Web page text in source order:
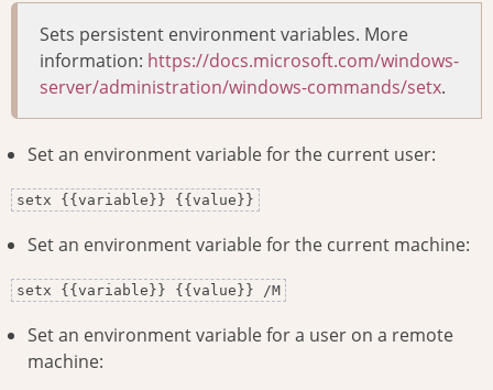
Sets persistent environment variables. More
information: https://docs.microsoft.com/windows-
server/administration/windows-commands/setx.
Set an environment variable for the current user:
setx {{variable}} {{value}}
Set an environment variable for the current machine:
setx {{variable}} {{value}} /M
Set an environment variable for a user on a remote
machine: